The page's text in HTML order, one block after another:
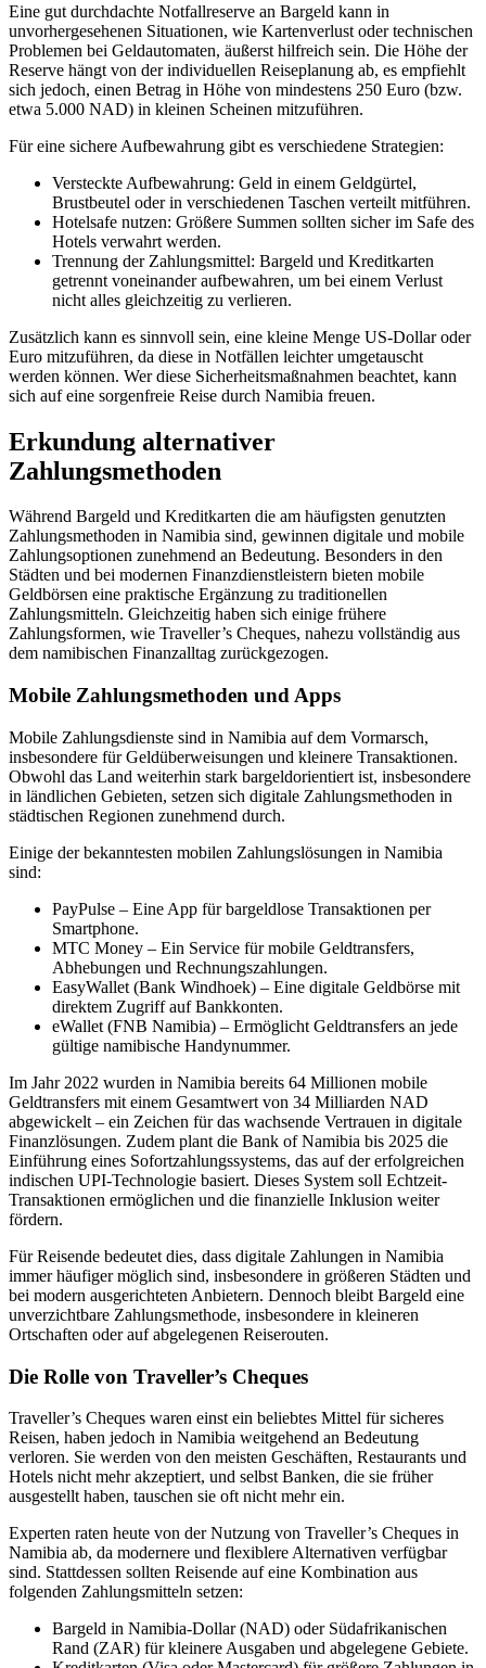
Eine gut durchdachte Notfallreserve an Bargeld kann in
unvorhergesehenen Situationen, wie Kartenverlust oder technischen
Problemen bei Geldautomaten, äußerst hilfreich sein. Die Höhe der
Reserve hängt von der individuellen Reiseplanung ab, es empfiehlt
sich jedoch, einen Betrag in Höhe von mindestens 250 Euro (bzw.
etwa 5.000 NAD) in kleinen Scheinen mitzuführen.
Für eine sichere Aufbewahrung gibt es verschiedene Strategien:
Versteckte Aufbewahrung: Geld in einem Geldgürtel,
Brustbeutel oder in verschiedenen Taschen verteilt mitführen.
Hotelsafe nutzen: Größere Summen sollten sicher im Safe des
Hotels verwahrt werden.
Trennung der Zahlungsmittel: Bargeld und Kreditkarten
getrennt voneinander aufbewahren, um bei einem Verlust
nicht alles gleichzeitig zu verlieren.
Zusätzlich kann es sinnvoll sein, eine kleine Menge US-Dollar oder
Euro mitzuführen, da diese in Notfällen leichter umgetauscht
werden können. Wer diese Sicherheitsmaßnahmen beachtet, kann
sich auf eine sorgenfreie Reise durch Namibia freuen.
Erkundung alternativer
Zahlungsmethoden
Während Bargeld und Kreditkarten die am häufigsten genutzten
Zahlungsmethoden in Namibia sind, gewinnen digitale und mobile
Zahlungsoptionen zunehmend an Bedeutung. Besonders in den
Städten und bei modernen Finanzdienstleistern bieten mobile
Geldbörsen eine praktische Ergänzung zu traditionellen
Zahlungsmitteln. Gleichzeitig haben sich einige frühere
Zahlungsformen, wie Traveller’s Cheques, nahezu vollständig aus
dem namibischen Finanzalltag zurückgezogen.
Mobile Zahlungsmethoden und Apps
Mobile Zahlungsdienste sind in Namibia auf dem Vormarsch,
insbesondere für Geldüberweisungen und kleinere Transaktionen.
Obwohl das Land weiterhin stark bargeldorientiert ist, insbesondere
in ländlichen Gebieten, setzen sich digitale Zahlungsmethoden in
städtischen Regionen zunehmend durch.
Einige der bekanntesten mobilen Zahlungslösungen in Namibia
sind:
PayPulse – Eine App für bargeldlose Transaktionen per
Smartphone.
MTC Money – Ein Service für mobile Geldtransfers,
Abhebungen und Rechnungszahlungen.
EasyWallet (Bank Windhoek) – Eine digitale Geldbörse mit
direktem Zugriff auf Bankkonten.
eWallet (FNB Namibia) – Ermöglicht Geldtransfers an jede
gültige namibische Handynummer.
Im Jahr 2022 wurden in Namibia bereits 64 Millionen mobile
Geldtransfers mit einem Gesamtwert von 34 Milliarden NAD
abgewickelt – ein Zeichen für das wachsende Vertrauen in digitale
Finanzlösungen. Zudem plant die Bank of Namibia bis 2025 die
Einführung eines Sofortzahlungssystems, das auf der erfolgreichen
indischen UPI-Technologie basiert. Dieses System soll Echtzeit-
Transaktionen ermöglichen und die finanzielle Inklusion weiter
fördern.
Für Reisende bedeutet dies, dass digitale Zahlungen in Namibia
immer häufiger möglich sind, insbesondere in größeren Städten und
bei modern ausgerichteten Anbietern. Dennoch bleibt Bargeld eine
unverzichtbare Zahlungsmethode, insbesondere in kleineren
Ortschaften oder auf abgelegenen Reiserouten.
Die Rolle von Traveller’s Cheques
Traveller’s Cheques waren einst ein beliebtes Mittel für sicheres
Reisen, haben jedoch in Namibia weitgehend an Bedeutung
verloren. Sie werden von den meisten Geschäften, Restaurants und
Hotels nicht mehr akzeptiert, und selbst Banken, die sie früher
ausgestellt haben, tauschen sie oft nicht mehr ein.
Experten raten heute von der Nutzung von Traveller’s Cheques in
Namibia ab, da modernere und flexiblere Alternativen verfügbar
sind. Stattdessen sollten Reisende auf eine Kombination aus
folgenden Zahlungsmitteln setzen:
Bargeld in Namibia-Dollar (NAD) oder Südafrikanischen
Rand (ZAR) für kleinere Ausgaben und abgelegene Gebiete.